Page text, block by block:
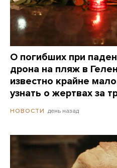
О погибших при
дрона на пляж в
известно крайне
узнать о жертвах за
НОВОСТИ день назад